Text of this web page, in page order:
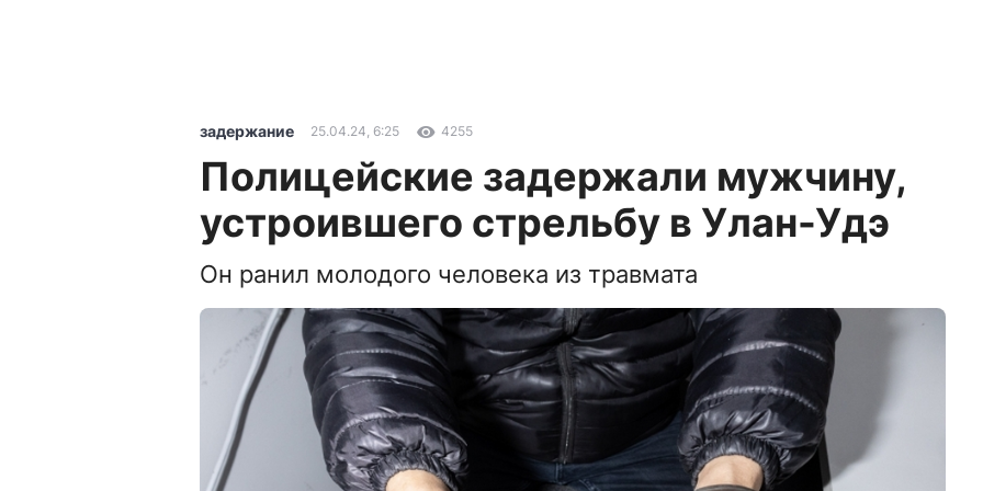
задержание 25.04.24, 6:25 4255
Полицейские задержали мужчину,
устроившего стрельбу в Улан-Удэ
Он ранил молодого человека из травмата